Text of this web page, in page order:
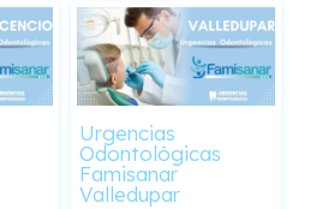
Urgencias
Odontológicas
Famisanar
Valledupar